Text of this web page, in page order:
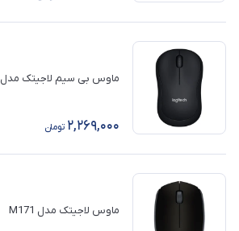
ماوس بی‌ سیم لاجیتک مدل M185
2,269,000 تومان
ماوس لاجیتک مدل M171